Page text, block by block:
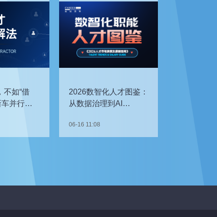
不如“借
并行开
2026数智化人才图鉴：
从数据治理到AI
06-16 11:08